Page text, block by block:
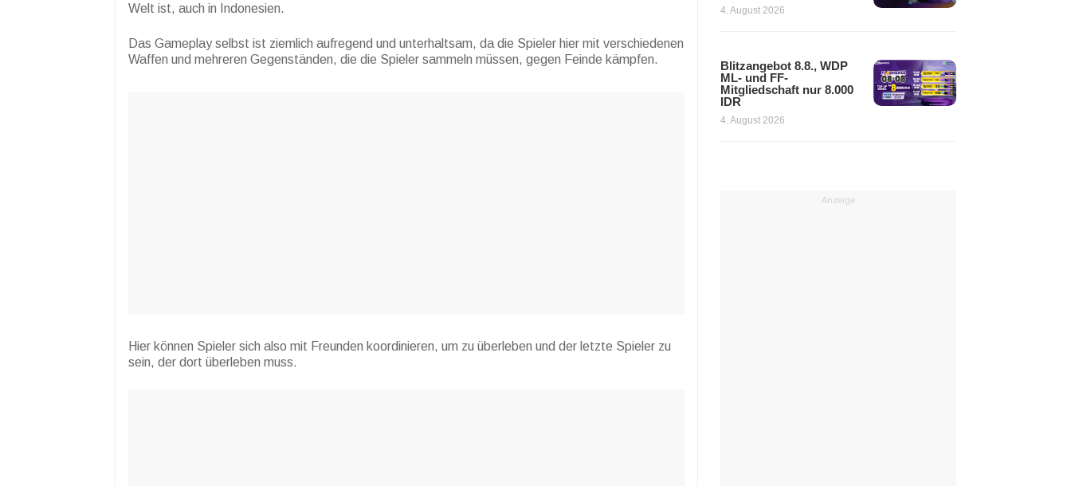
Welt ist, auch in Indonesien.
Das Gameplay selbst ist ziemlich aufregend und unterhaltsam, da die Spieler hier mit verschiedenen
Waffen und mehreren Gegenständen, die die Spieler sammeln müssen, gegen Feinde kämpfen.
Hier können Spieler sich also mit Freunden koordinieren, um zu überleben und der letzte Spieler zu
sein, der dort überleben muss.
4. August 2026
Blitzangebot 8.8., WDP
ML- und FF-
Mitgliedschaft nur 8.000
IDR
4. August 2026
Anzeige